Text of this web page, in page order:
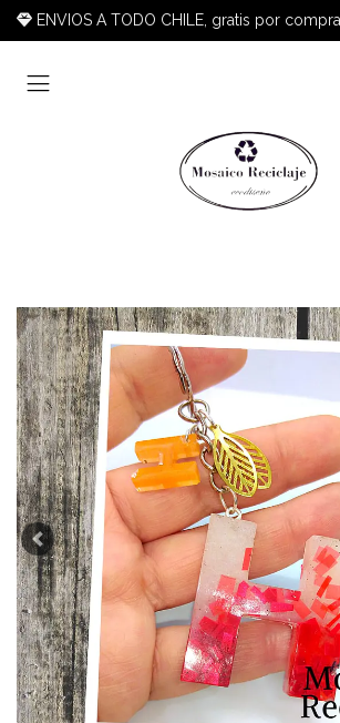
ENVIOS A TODO CHILE, gratis por
Previous